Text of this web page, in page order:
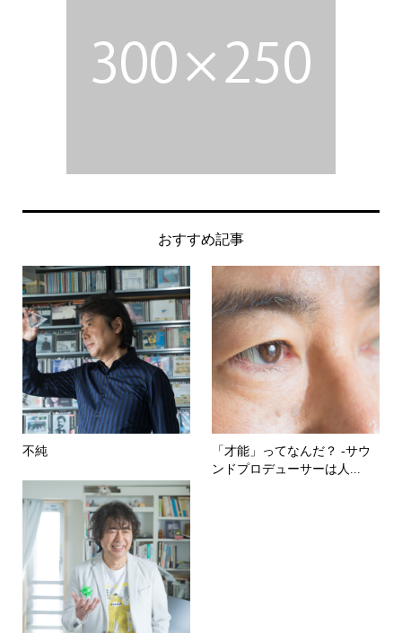
おすすめ記事
不純
「才能」ってなんだ？ -サウ
ンドプロデューサーは人...